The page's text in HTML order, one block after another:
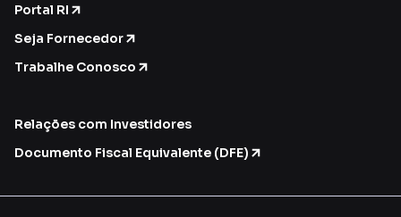
Portal RI
Seja Fornecedor
Trabalhe Conosco
Relações com Investidores
Documento Fiscal Equivalente (DFE)